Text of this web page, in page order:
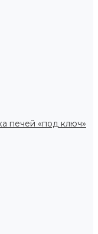
печей «под ключ»